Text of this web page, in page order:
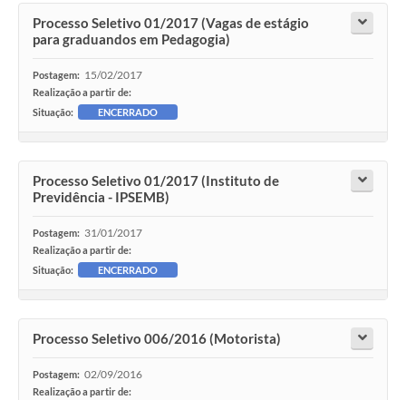
Processo Seletivo 01/2017 (Vagas de estágio
para graduandos em Pedagogia)
Postagem: 15/02/2017
Realização a partir de:
Situação:
ENCERRADO
Processo Seletivo 01/2017 (Instituto de
Previdência - IPSEMB)
Postagem: 31/01/2017
Realização a partir de:
Situação:
ENCERRADO
Processo Seletivo 006/2016 (Motorista)
Postagem: 02/09/2016
Realização a partir de: